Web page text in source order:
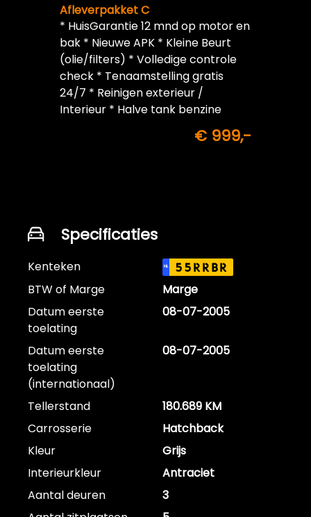
Afleverpakket C
* HuisGarantie 12 mnd op motor en
bak * Nieuwe APK * Kleine Beurt
(olie/filters) * Volledige controle
check * Tenaamstelling gratis
24/7 * Reinigen exterieur /
Interieur * Halve tank benzine
€ 999,-
Specificaties
Kenteken NL 55RRBR
BTW of Marge
Marge
Datum eerste
toelating
08-07-2005
Datum eerste
toelating
(internationaal)
08-07-2005
Tellerstand
180.689 KM
Carrosserie
Hatchback
Kleur
Grijs
Interieurkleur
Antraciet
Aantal deuren
3